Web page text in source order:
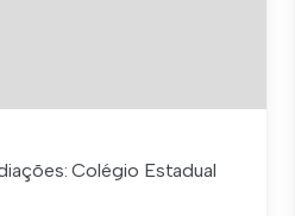
Colégio Estadual